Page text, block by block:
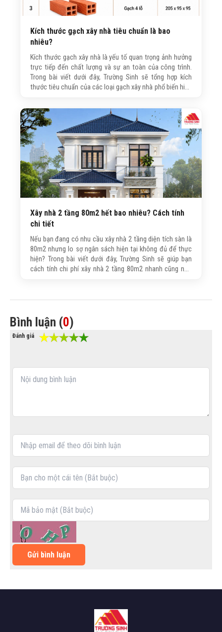
Kích thước gạch xây nhà tiêu chuẩn là bao
nhiêu?
Kích thước gạch xây nhà là yếu tố quan trọng ảnh hưởng
trực tiếp đến chất lượng và sự an toàn của công trình.
Trong bài viết dưới đây, Trường Sinh sẽ tổng hợp kích
thước tiêu chuẩn của các loại gạch xây nhà phổ biến hiện
hạng mục để công trình đạt độ bền và hiệu quả sử dụng
lâu dài.
Xây nhà 2 tầng 80m2 hết bao nhiêu? Cách tính
chi tiết
Nếu bạn đang có nhu cầu xây nhà 2 tầng diện tích sàn là
80m2 nhưng lo sợ ngân sách hiện tại không đủ để thực
hiện? Trong bài viết dưới đây, Trường Sinh sẽ giúp bạn
cách tính chi phí xây nhà 2 tầng 80m2 nhanh cũng như
Bình luận (0)
Đánh giá
Gửi bình luận